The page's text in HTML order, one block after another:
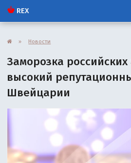
REX
» Новости
Заморозка российских
высокий
Швейцарии